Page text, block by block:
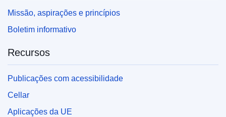
Missão, aspirações e princípios
Boletim informativo
Recursos
Publicações com acessibilidade
Cellar
Aplicações da UE